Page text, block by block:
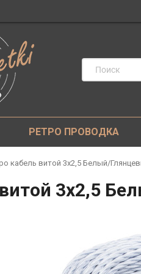
РЕТРО ПРОВОДКА
кабель витой 3x2,5 Белый/
3x2,5